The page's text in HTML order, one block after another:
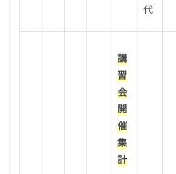
代
講
習
会
開
催
集
計